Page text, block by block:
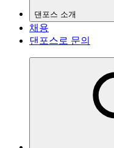
댄포스 소개
채용
댄포스로 문의